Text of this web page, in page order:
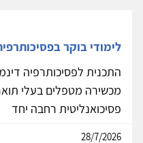
לימודי בוקר
התכנית לפסיכותרפיה
מכשירה מטפלים בעלי
פסיכואנליטית רחבה יחד
28/7/2026